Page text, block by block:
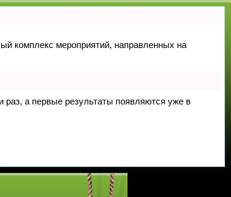
комплекс мероприятий, направленных на
раз, а первые результаты появляются уже в